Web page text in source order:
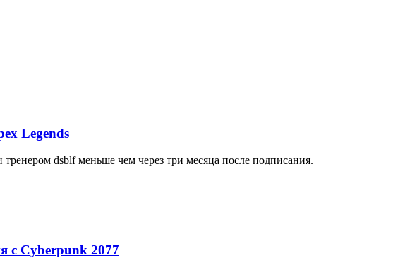
Legends
dsblf меньше чем через три месяца после подписания.
с Cyberpunk 2077